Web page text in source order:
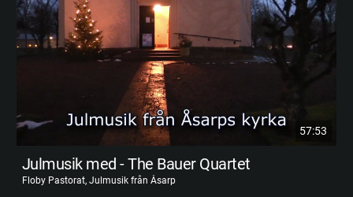
57:53
Julmusik med - The Bauer Quartet
Floby Pastorat, Julmusik från Åsarp